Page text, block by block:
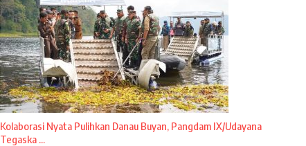
Kolaborasi Nyata Pulihkan Danau Buyan, Pangdam IX/Udayana
Tegaska ...